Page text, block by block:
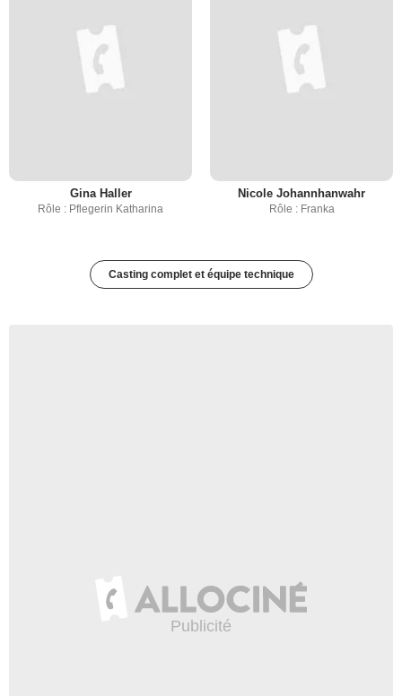
Gina Haller
Rôle : Pflegerin Katharina
Nicole Johannhanwahr
Rôle : Franka
Casting complet et équipe technique